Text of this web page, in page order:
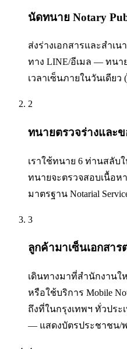
นัดทนาย Notary
ส่งร่างเอกสารและสำเ
ทาง LINE/อีเมล — ทนา
เวลาเซ็นภายในวันเดีย
2
ทนายตรวจร่างและ
เราใช้ทนาย 6 ท่านสลั
ทนายจะตรวจสอบเนื้อห
มาตรฐาน Notarial
3
ลูกค้ามาเซ็นเอกสา
เดินทางมาที่สำนักงานใ
หรือใช้บริการ Mobile
ถึงที่ในกรุงเทพฯ ทั่วประ
— แสดงบัตรประชาชน/